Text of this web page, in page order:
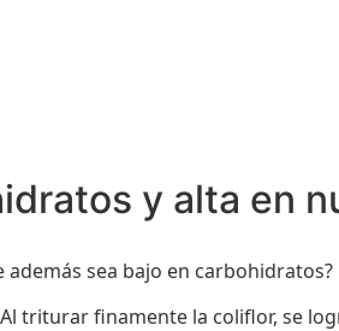
y alta en
sea bajo en
triturar finamente la coliflor, se